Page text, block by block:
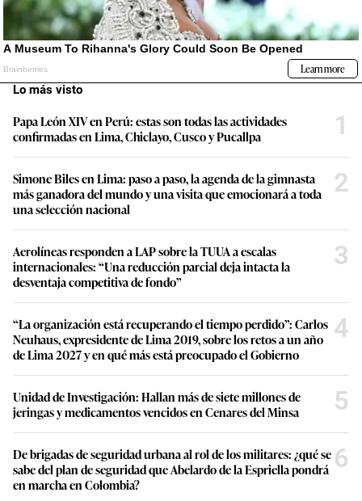
Lo más visto
Papa León XIV en Perú: estas son todas las actividades
confirmadas en Lima, Chiclayo, Cusco y Pucallpa
1
Simone Biles en Lima: paso a paso, la agenda de la gimnasta
más ganadora del mundo y una visita que emocionará a toda
una selección nacional
2
Aerolíneas responden a LAP sobre la TUUA a escalas
internacionales: “Una reducción parcial deja intacta la
desventaja competitiva de fondo”
3
“La organización está recuperando el tiempo perdido”: Carlos
Neuhaus, expresidente de Lima 2019, sobre los retos a un año
de Lima 2027 y en qué más está preocupado el Gobierno
4
Unidad de Investigación: Hallan más de siete millones de
jeringas y medicamentos vencidos en Cenares del Minsa
5
De brigadas de seguridad urbana al rol de los militares: ¿qué se
sabe del plan de seguridad que Abelardo de la Espriella pondrá
en marcha en Colombia?
6